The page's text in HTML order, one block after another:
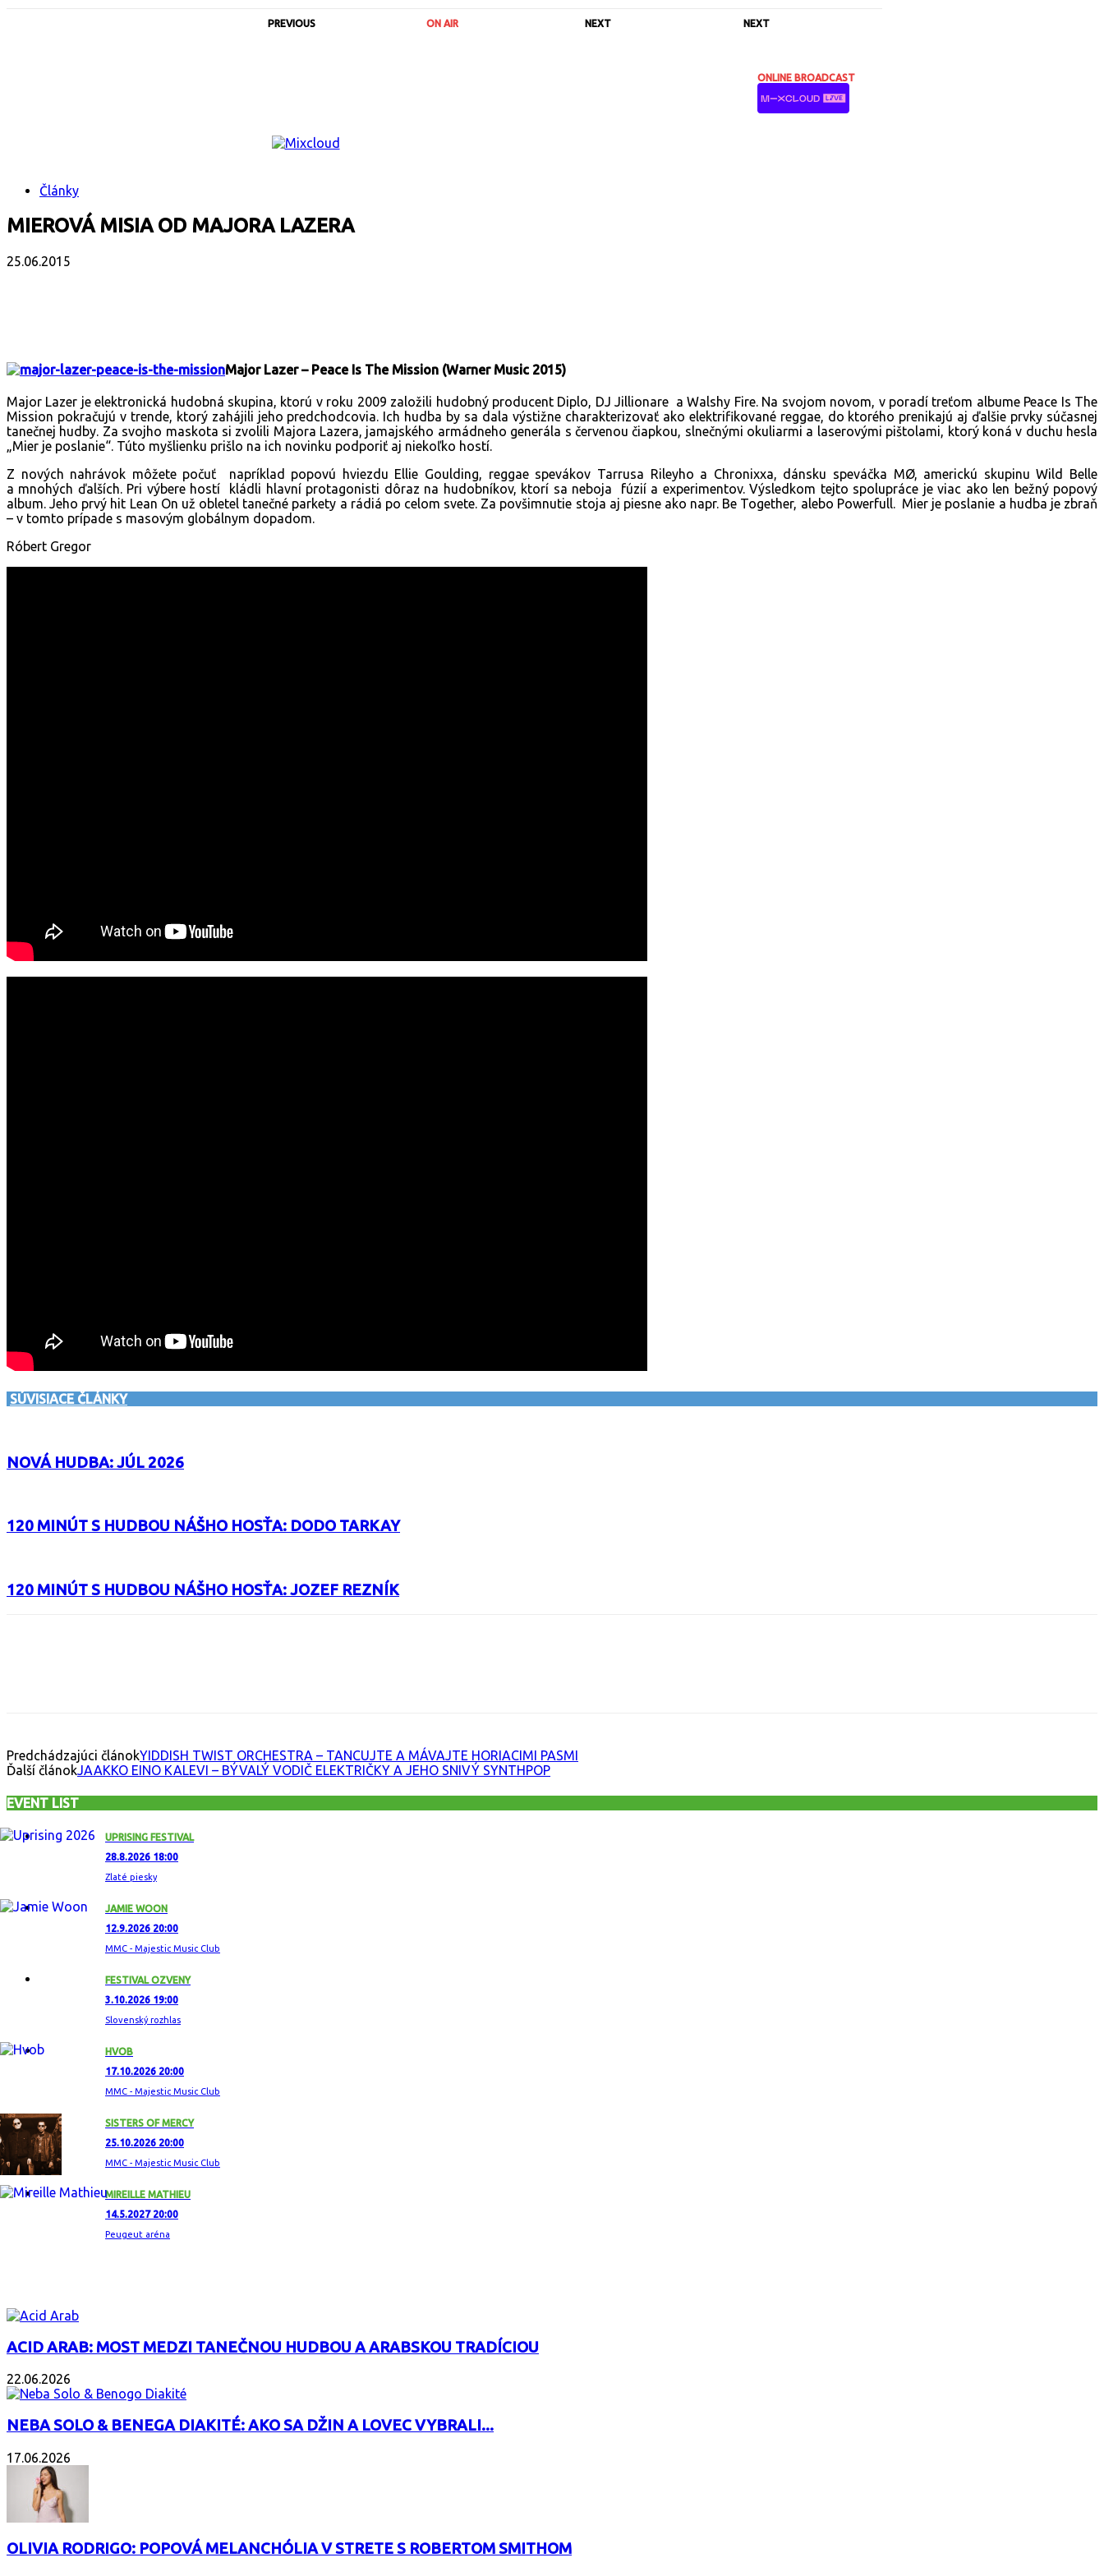
PREVIOUS ON AIR NEXT NEXT
ONLINE BROADCAST
Články
MIEROVÁ MISIA OD MAJORA LAZERA
25.06.2015
Major Lazer – Peace Is The Mission (Warner Music 2015)
Major Lazer je elektronická hudobná skupina, ktorú v roku 2009 založili hudobný producent Diplo, DJ Jillionare a Walshy Fire. Na svojom novom, v poradí treťom albume Peace Is The
Mission pokračujú v trende, ktorý zahájili jeho predchodcovia. Ich hudba by sa dala výstižne charakterizovať ako elektrifikované reggae, do ktorého prenikajú aj ďalšie prvky súčasnej
tanečnej hudby. Za svojho maskota si zvolili Majora Lazera, jamajského armádneho generála s červenou čiapkou, slnečnými okuliarmi a laserovými pištolami, ktorý koná v duchu hesla
„Mier je poslanie“. Túto myšlienku prišlo na ich novinku podporiť aj niekoľko hostí.
Z nových nahrávok môžete počuť napríklad popovú hviezdu Ellie Goulding, reggae spevákov Tarrusa Rileyho a Chronixxa, dánsku speváčka MØ, americkú skupinu Wild Belle
a mnohých ďalších. Pri výbere hostí kládli hlavní protagonisti dôraz na hudobníkov, ktorí sa neboja fúzií a experimentov. Výsledkom tejto spolupráce je viac ako len bežný popový
album. Jeho prvý hit Lean On už obletel tanečné parkety a rádiá po celom svete. Za povšimnutie stoja aj piesne ako napr. Be Together, alebo Powerfull. Mier je poslanie a hudba je zbraň
– v tomto prípade s masovým globálnym dopadom.
Róbert Gregor
SÚVISIACE ČLÁNKY
NOVÁ HUDBA: JÚL 2026
120 MINÚT S HUDBOU NÁŠHO HOSŤA: DODO TARKAY
120 MINÚT S HUDBOU NÁŠHO HOSŤA: JOZEF REZNÍK
Predchádzajúci článokYIDDISH TWIST ORCHESTRA – TANCUJTE A MÁVAJTE HORIACIMI PASMI
Ďalší článokJAAKKO EINO KALEVI – BÝVALÝ VODIČ ELEKTRIČKY A JEHO SNIVÝ SYNTHPOP
EVENT LIST
UPRISING FESTIVAL
28.8.2026 18:00
Zlaté piesky
JAMIE WOON
12.9.2026 20:00
MMC - Majestic Music Club
FESTIVAL OZVENY
3.10.2026 19:00
Slovenský rozhlas
HVOB
17.10.2026 20:00
MMC - Majestic Music Club
SISTERS OF MERCY
25.10.2026 20:00
MMC - Majestic Music Club
MIREILLE MATHIEU
14.5.2027 20:00
Peugeut aréna
ACID ARAB: MOST MEDZI TANEČNOU HUDBOU A ARABSKOU TRADÍCIOU
22.06.2026
NEBA SOLO & BENEGA DIAKITÉ: AKO SA DŽIN A LOVEC VYBRALI...
17.06.2026
OLIVIA RODRIGO: POPOVÁ MELANCHÓLIA V STRETE S ROBERTOM SMITHOM